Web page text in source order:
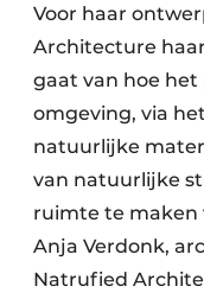
Voor haar
Architecture
gaat van hoe
omgeving, via
natuurlijke
van natuurlijke
ruimte te maken
Anja Verdonk,
Natrufied